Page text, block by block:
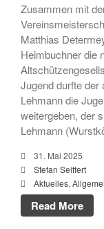
Zusammen mit
Matthias
Heimbuchner die
Jugend durfte
Lehmann die
weitergeben, der
Lehmann
31. Mai 2025
Stefan Seiffert
Aktuelles,
Read More